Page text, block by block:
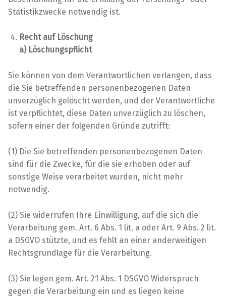
Statistikzwecke notwendig ist.
Recht auf Löschung
a) Löschungspflicht
Sie können von dem Verantwortlichen verlangen, dass
die Sie betreffenden personenbezogenen Daten
unverzüglich gelöscht werden, und der Verantwortliche
ist verpflichtet, diese Daten unverzüglich zu löschen,
sofern einer der folgenden Gründe zutrifft:
(1) Die Sie betreffenden personenbezogenen Daten
sind für die Zwecke, für die sie erhoben oder auf
sonstige Weise verarbeitet wurden, nicht mehr
notwendig.
(2) Sie widerrufen Ihre Einwilligung, auf die sich die
Verarbeitung gem. Art. 6 Abs. 1 lit. a oder Art. 9 Abs. 2 lit.
a DSGVO stützte, und es fehlt an einer anderweitigen
Rechtsgrundlage für die Verarbeitung.
(3) Sie legen gem. Art. 21 Abs. 1 DSGVO Widerspruch
gegen die Verarbeitung ein und es liegen keine